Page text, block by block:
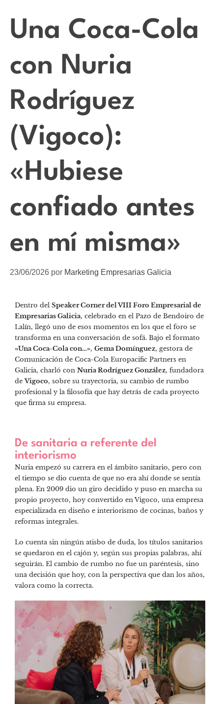
Una Coca-Cola
con Nuria
Rodríguez
(Vigoco):
«Hubiese
confiado antes
en mí misma»
23/06/2026 por Marketing Empresarias Galicia
Dentro del Speaker Corner del VIII Foro Empresarial de
Empresarias Galicia, celebrado en el Pazo de Bendoiro de
Lalín, llegó uno de esos momentos en los que el foro se
transforma en una conversación de sofá. Bajo el formato
«Una Coca-Cola con…», Gema Domínguez, gestora de
Comunicación de Coca-Cola Europacific Partners en
Galicia, charló con Nuria Rodríguez González, fundadora
deVigoco, sobre su trayectoria, su cambio de rumbo
profesional y la filosofía que hay detrás de cada proyecto
que firma su empresa.
De sanitaria a referente del
interiorismo
Nuria empezó su carrera en el ámbito sanitario, pero con
el tiempo se dio cuenta de que no era ahí donde se sentía
plena. En 2009 dio un giro decidido y puso en marcha su
propio proyecto, hoy convertido en Vigoco, una empresa
especializada en diseño e interiorismo de cocinas, baños y
reformas integrales.
Lo cuenta sin ningún atisbo de duda, los títulos sanitarios
se quedaron en el cajón y, según sus propias palabras, ahí
seguirán. El cambio de rumbo no fue un paréntesis, sino
una decisión que hoy, con la perspectiva que dan los años,
valora como la correcta.